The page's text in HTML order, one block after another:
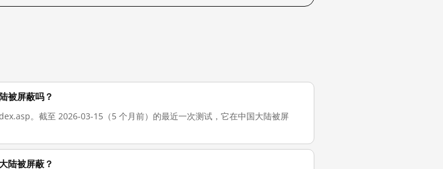
被屏蔽吗？
。截至 2026-03-15（5 个月前）的最近一次测试，它在中国大陆被屏
陆被屏蔽？